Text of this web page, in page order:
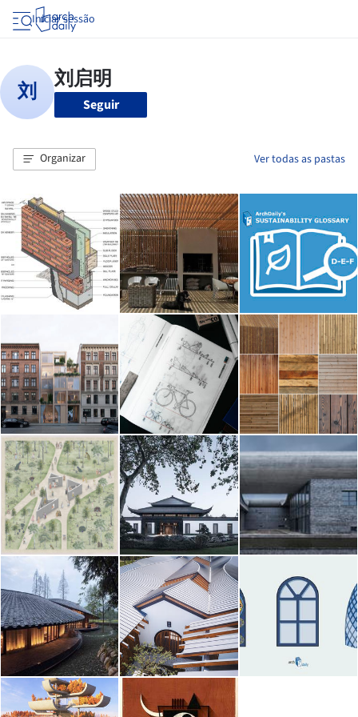
Iniciar sessão
Seguir
Organizar Ver todas as pastas